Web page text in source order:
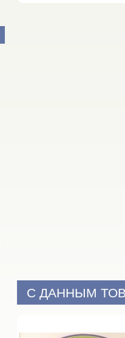
С ДАННЫМ